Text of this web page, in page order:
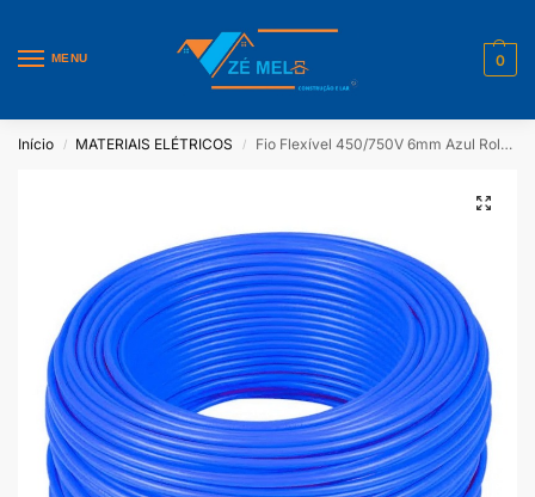
MENU 0
Início / MATERIAIS ELÉTRICOS / Fio Flexível 450/750V 6mm Azul Rolo Com 100 Mt Corfio/Sil